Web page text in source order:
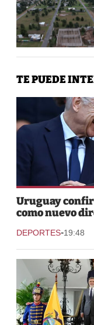
TE PUEDE
Uruguay
como nuevo
DEPORTES-19:48